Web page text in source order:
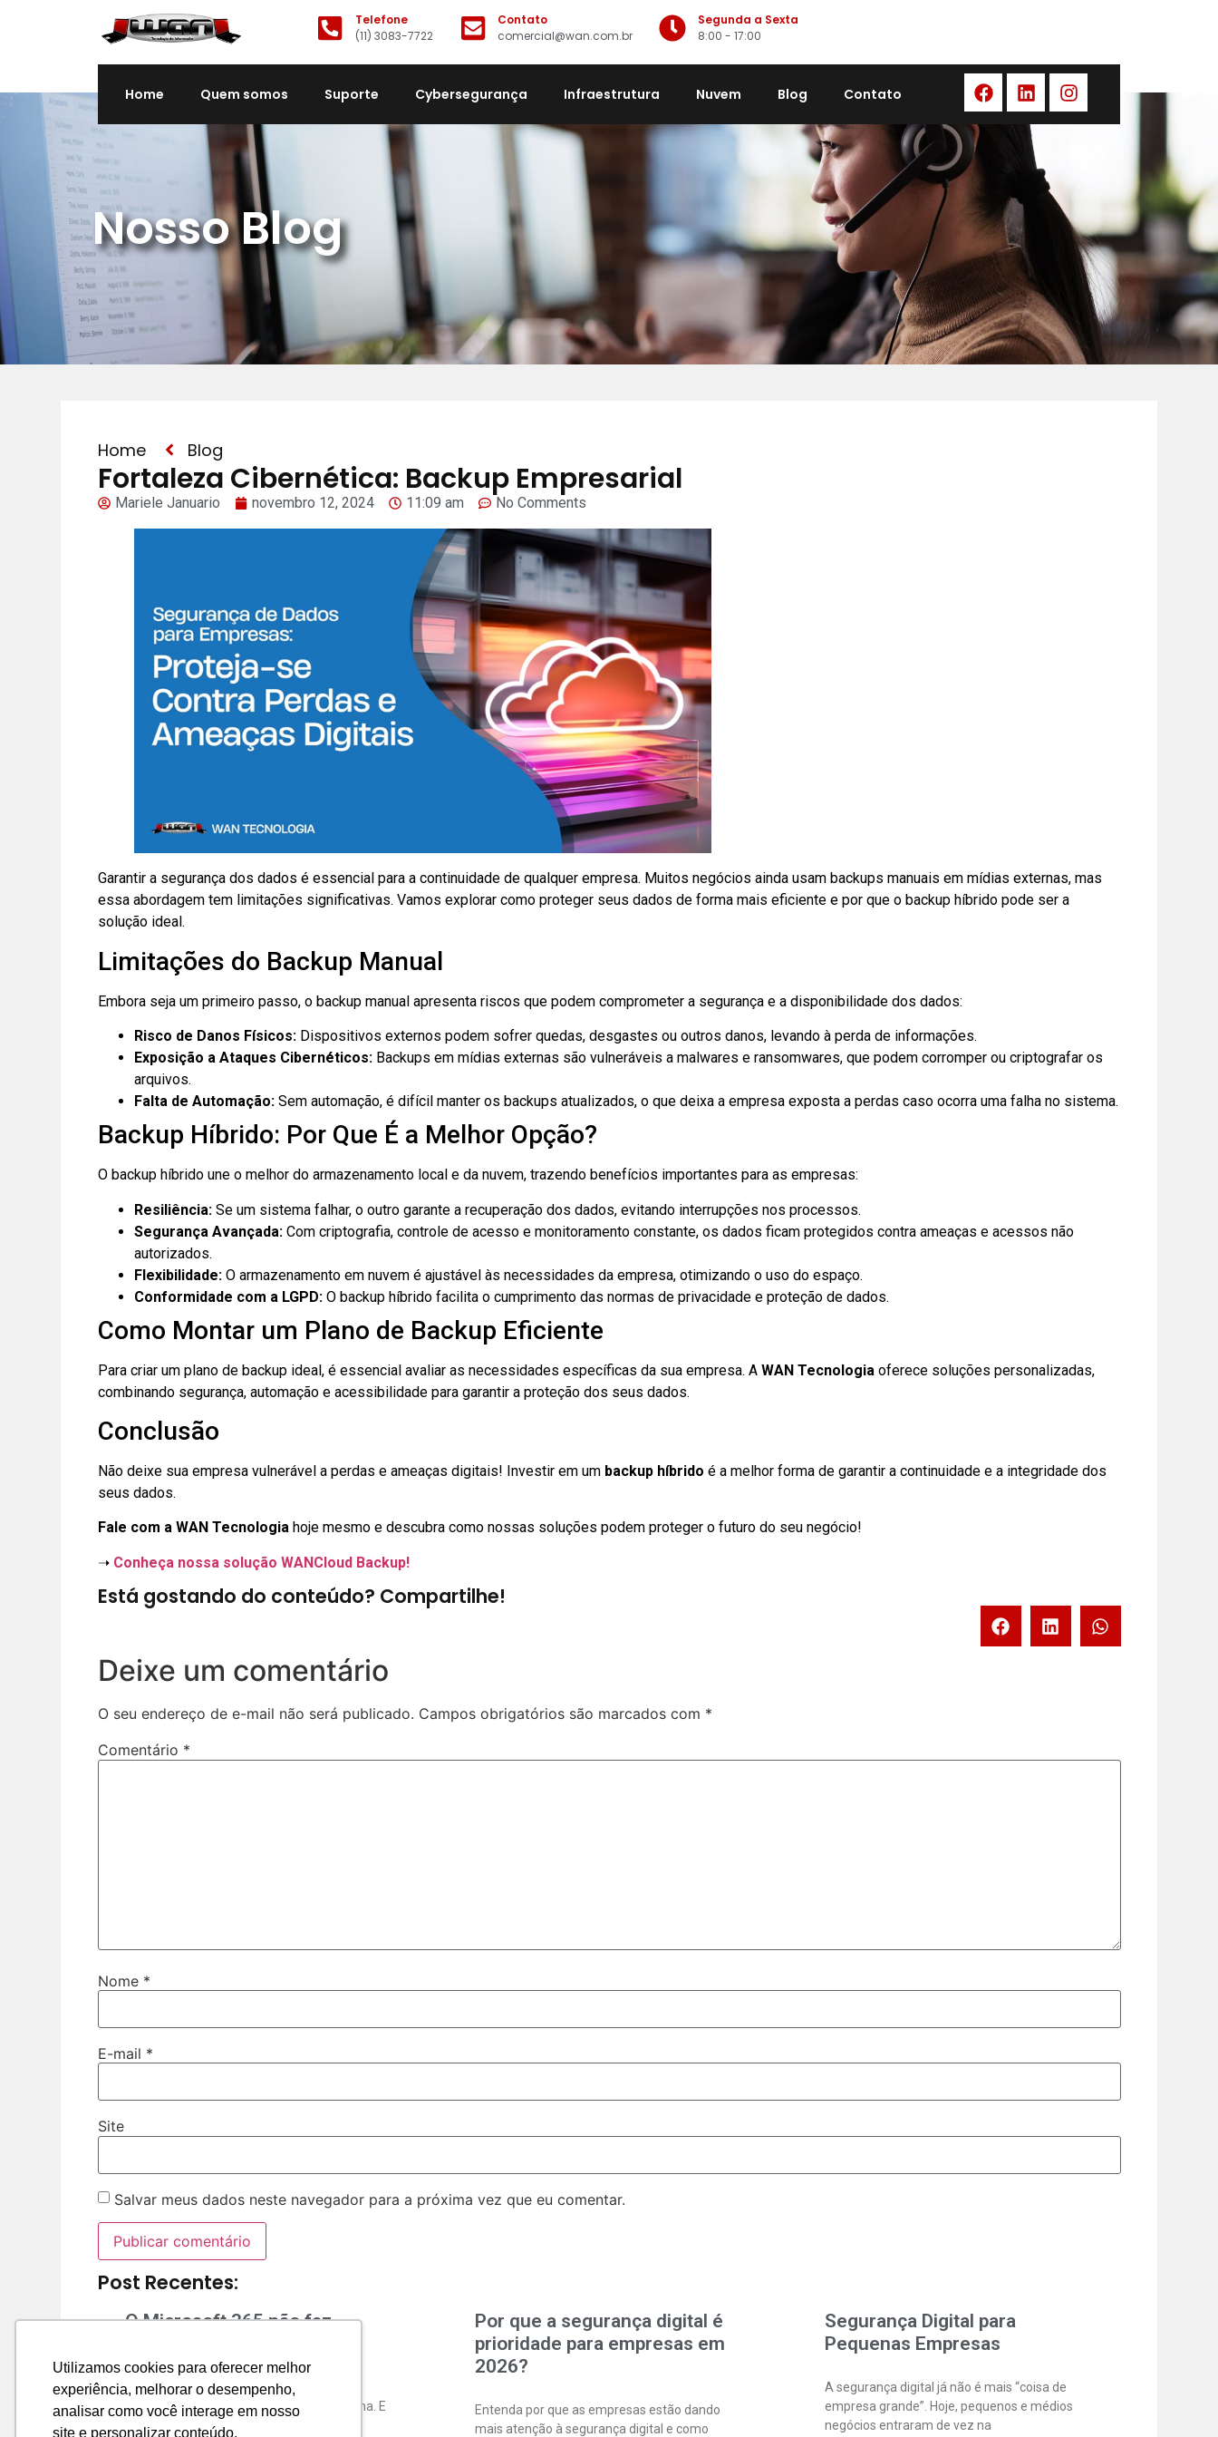
Utilizamos cookies para oferecer melhor
experiência, melhorar o desempenho,
analisar como você interage em nosso
site e personalizar conteúdo.
Telefone
(11) 3083-7722
Contato
comercial@wan.com.br
Segunda a Sexta
8:00 - 17:00
Home Quem somos Suporte Cybersegurança Infraestrutura Nuvem Blog Contato
Nosso Blog
Home Blog
Fortaleza Cibernética: Backup Empresarial
Mariele Januario novembro 12, 2024 11:09 am No Comments
Garantir a segurança dos dados é essencial para a continuidade de qualquer empresa. Muitos negócios ainda usam backups manuais em mídias externas, mas
essa abordagem tem limitações significativas. Vamos explorar como proteger seus dados de forma mais eficiente e por que o backup híbrido pode ser a
solução ideal.
Limitações do Backup Manual
Embora seja um primeiro passo, o backup manual apresenta riscos que podem comprometer a segurança e a disponibilidade dos dados:
Risco de Danos Físicos:Dispositivos externos podem sofrer quedas, desgastes ou outros danos, levando à perda de informações.
Exposição a Ataques Cibernéticos:Backups em mídias externas são vulneráveis a malwares e ransomwares, que podem corromper ou criptografar os
arquivos.
Falta de Automação:Sem automação, é difícil manter os backups atualizados, o que deixa a empresa exposta a perdas caso ocorra uma falha no sistema.
Backup Híbrido: Por Que É a Melhor Opção?
O backup híbrido une o melhor do armazenamento local e da nuvem, trazendo benefícios importantes para as empresas:
Resiliência:Se um sistema falhar, o outro garante a recuperação dos dados, evitando interrupções nos processos.
Segurança Avançada:Com criptografia, controle de acesso e monitoramento constante, os dados ficam protegidos contra ameaças e acessos não
autorizados.
Flexibilidade:O armazenamento em nuvem é ajustável às necessidades da empresa, otimizando o uso do espaço.
Conformidade com a LGPD:O backup híbrido facilita o cumprimento das normas de privacidade e proteção de dados.
Como Montar um Plano de Backup Eficiente
Para criar um plano de backup ideal, é essencial avaliar as necessidades específicas da sua empresa. A WAN Tecnologia oferece soluções personalizadas,
combinando segurança, automação e acessibilidade para garantir a proteção dos seus dados.
Conclusão
Não deixe sua empresa vulnerável a perdas e ameaças digitais! Investir em um backup híbrido é a melhor forma de garantir a continuidade e a integridade dos
seus dados.
Fale com a WAN Tecnologiahoje mesmo e descubra como nossas soluções podem proteger o futuro do seu negócio!
➝ Conheça nossa solução WANCloud Backup!
Está gostando do conteúdo? Compartilhe!
Deixe um comentário
O seu endereço de e-mail não será publicado. Campos obrigatórios são marcados com *
Comentário *
Nome *
E-mail *
Site
Salvar meus dados neste navegador para a próxima vez que eu comentar.
Post Recentes:
O Microsoft 365 não faz
Se sua empresa usa Microsoft 365 e não
possui backup externo, existe um problema. E
o pior: você pode descobrir
Por que a segurança digital é
prioridade para empresas em
2026?
Entenda por que as empresas estão dando
mais atenção à segurança digital e como
Segurança Digital para
Pequenas Empresas
A segurança digital já não é mais “coisa de
empresa grande”. Hoje, pequenos e médios
negócios entraram de vez na